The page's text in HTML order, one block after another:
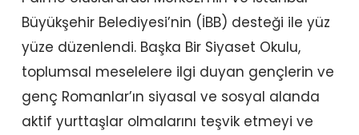
Büyükşehir Belediyesi’nin (İBB) desteği ile yüz
yüze düzenlendi. Başka Bir Siyaset Okulu,
toplumsal meselelere ilgi duyan gençlerin ve
genç Romanlar’ın siyasal ve sosyal alanda
aktif yurttaşlar olmalarını teşvik etmeyi ve